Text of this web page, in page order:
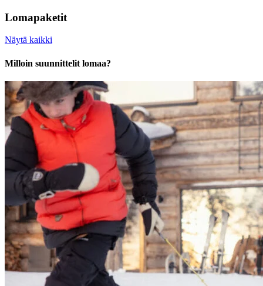
Lomapaketit
Näytä kaikki
Milloin suunnittelit lomaa?